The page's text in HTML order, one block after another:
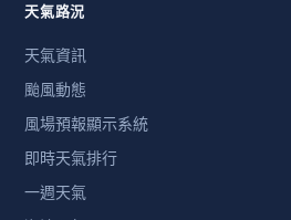
天氣路況
天氣資訊
颱風動態
風場預報顯示系統
即時天氣排行
一週天氣